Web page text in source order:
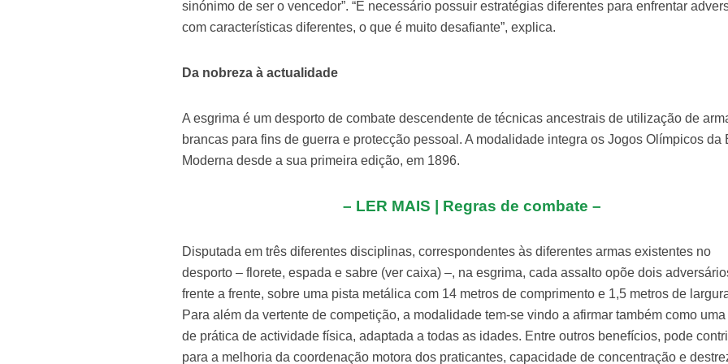
sinónimo de ser o vencedor”. “É necessário possuir estratégias diferentes para enfrentar
com características diferentes, o que é muito desafiante”, explica.
Da nobreza à actualidade
A esgrima é um desporto de combate descendente de técnicas ancestrais de utilização de
brancas para fins de guerra e protecção pessoal. A modalidade integra os Jogos Olímpicos da
Moderna desde a sua primeira edição, em 1896.
– LER MAIS | Regras de combate –
Disputada em três diferentes disciplinas, correspondentes às diferentes armas existentes no
desporto – florete, espada e sabre (ver caixa) –, na esgrima, cada assalto opõe dois
frente a frente, sobre uma pista metálica com 14 metros de comprimento e 1,5 metros de
Para além da vertente de competição, a modalidade tem-se vindo a afirmar também como uma
de prática de actividade física, adaptada a todas as idades. Entre outros benefícios, pode
para a melhoria da coordenação motora dos praticantes, capacidade de concentração e